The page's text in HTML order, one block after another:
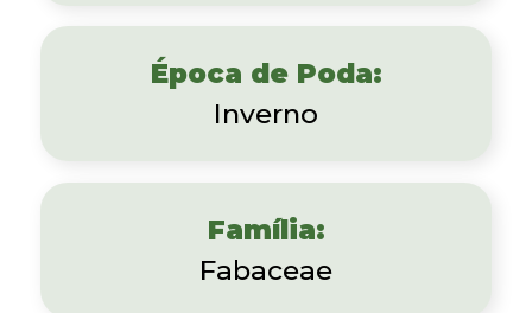
Época de Poda:
Inverno
Família:
Fabaceae